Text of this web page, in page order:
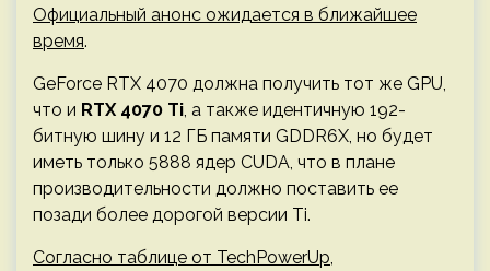
Официальный анонс ожидается в ближайшее
время.
GeForce RTX 4070 должна получить тот же GPU,
что и RTX 4070 Ti, а также идентичную 192-
битную шину и 12 ГБ памяти GDDR6X, но будет
иметь только 5888 ядер CUDA, что в плане
производительности должно поставить ее
позади более дорогой версии Ti.
Согласно таблице от TechPowerUp,